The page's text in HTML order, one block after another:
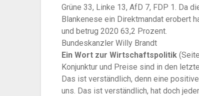
Grüne 33, Linke 13, AfD 7, FDP 1. Da
Blankenese ein Direktmandat erobert
und betrug 2020 63,2 Prozent.
Bundeskanzler Willy Brandt
Ein Wort zur Wirtschaftspolitik
Konjunktur und Preise sind in den
Das ist verständlich, denn eine
uns. Das ist verständlich, hat doch